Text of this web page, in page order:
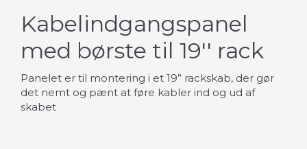
Kabelindgangspanel
med børste til 19'' rack
Panelet er til montering i et 19” rackskab, der gør
det nemt og pænt at føre kabler ind og ud af
skabet